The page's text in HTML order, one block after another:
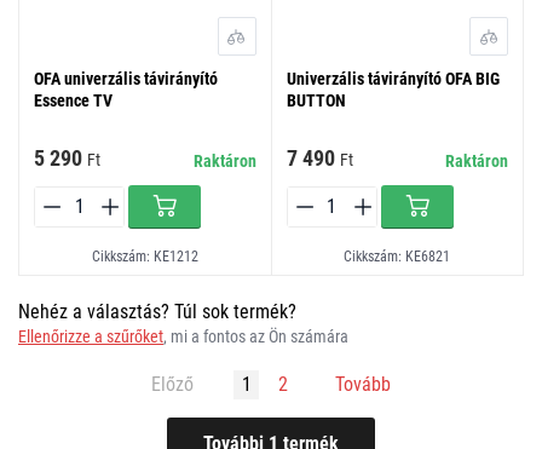
OFA univerzális távirányító
Essence TV
5 290 Ft Raktáron
Cikkszám: KE1212
Univerzális távirányító OFA BIG
BUTTON
7 490 Ft Raktáron
Cikkszám: KE6821
Nehéz a választás? Túl sok termék?
Ellenőrizze a szűrőket, mi a fontos az Ön számára
Előző 1 2 Tovább